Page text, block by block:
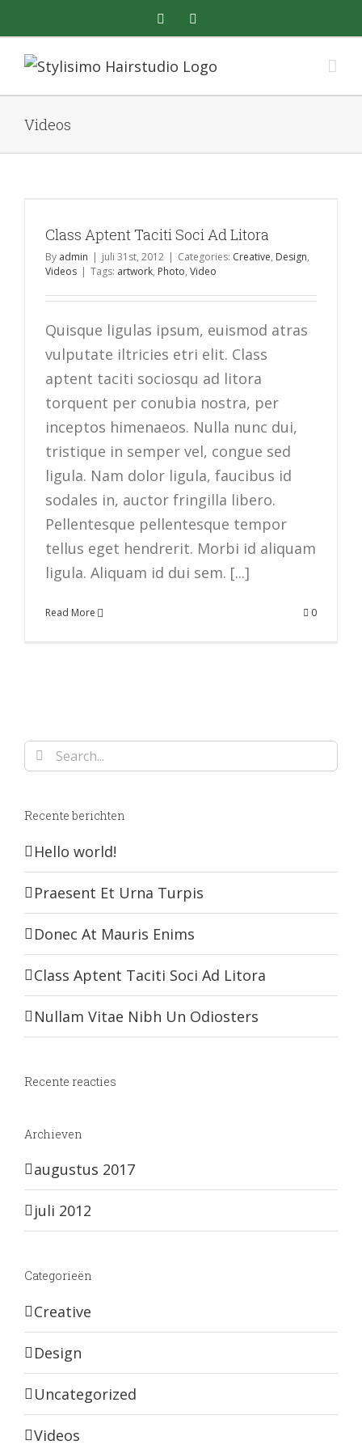
to
content
facebook
Videos
Class Aptent Taciti Soci Ad Litora
By admin | juli 31st, 2012 | Categories: Creative, Design,
Videos | Tags: artwork, Photo, Video
Quisque ligulas ipsum, euismod atras
vulputate iltricies etri elit. Class
aptent taciti sociosqu ad litora
torquent per conubia nostra, per
inceptos himenaeos. Nulla nunc dui,
tristique in semper vel, congue sed
ligula. Nam dolor ligula, faucibus id
sodales in, auctor fringilla libero.
Pellentesque pellentesque tempor
tellus eget hendrerit. Morbi id aliquam
ligula. Aliquam id dui sem. [...]
Read More 0
Search
for:
Recente berichten
Hello world!
Praesent Et Urna Turpis
Donec At Mauris Enims
Class Aptent Taciti Soci Ad Litora
Nullam Vitae Nibh Un Odiosters
Recente reacties
Archieven
augustus 2017
juli 2012
Categorieën
Creative
Design
Uncategorized
Videos